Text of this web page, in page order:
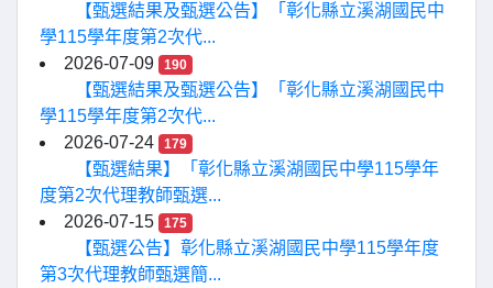
【甄選結果及甄選公告】「彰化縣立溪湖國民中
學115學年度第2次代...
2026-07-09
190
【甄選結果及甄選公告】「彰化縣立溪湖國民中
學115學年度第2次代...
2026-07-24
179
【甄選結果】「彰化縣立溪湖國民中學115學年
度第2次代理教師甄選...
2026-07-15
175
【甄選公告】彰化縣立溪湖國民中學115學年度
第3次代理教師甄選簡...